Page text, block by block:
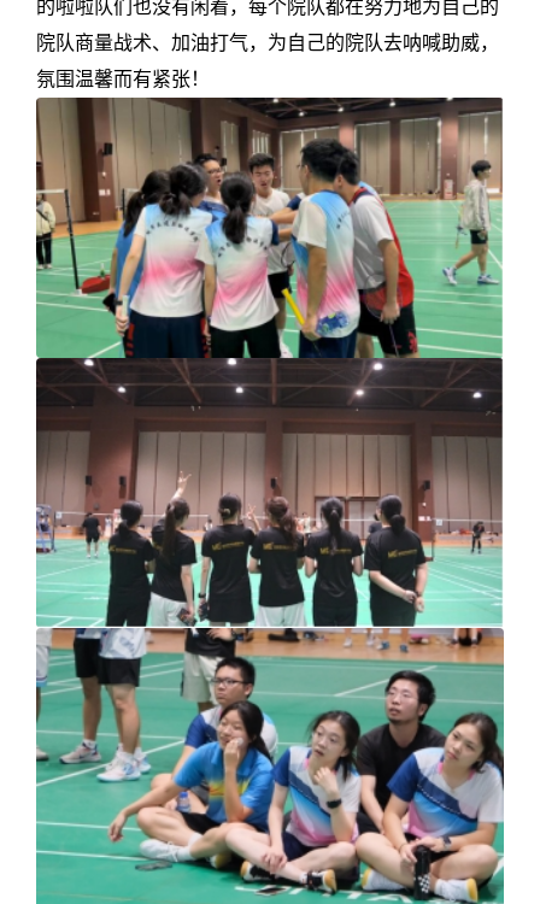
的啦啦队们也没有闲着，每个院队都在努力地为自己的
院队商量战术、加油打气，为自己的院队去呐喊助威，
氛围温馨而有紧张！